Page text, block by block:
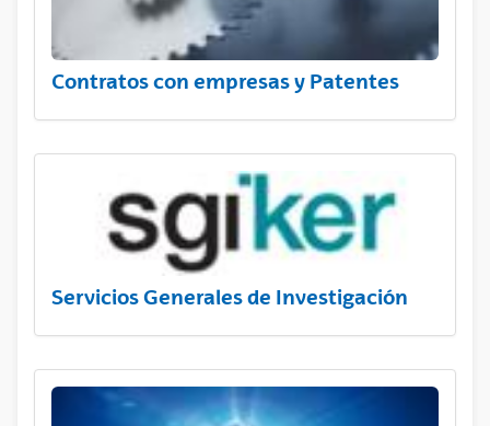
Contratos con empresas y Patentes
Servicios Generales de Investigación